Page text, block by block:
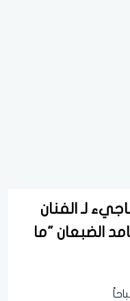
لـ الفنان
الضبعان "ما